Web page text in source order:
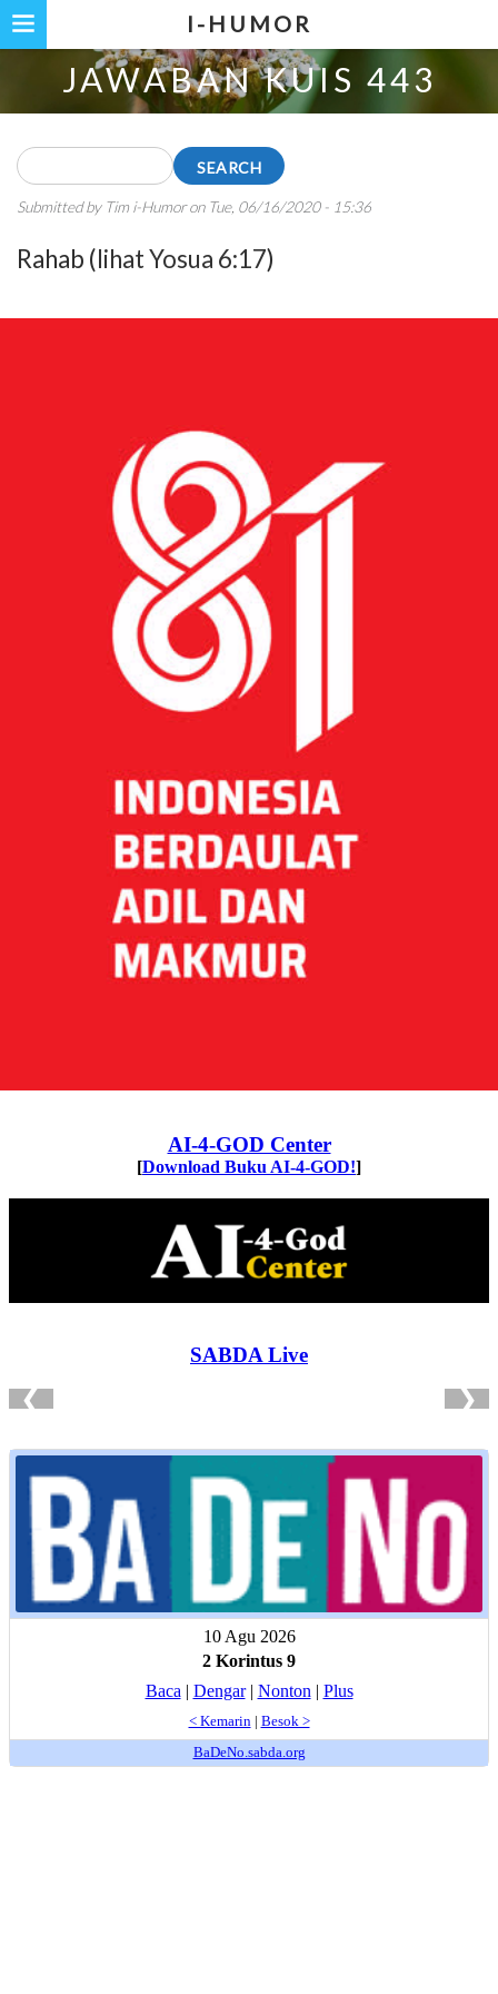
Skip
main
content
I-HUMOR
JAWABAN KUIS 443
Search
Submitted by Tim i-Humoron Tue, 06/16/2020 - 15:36
Rahab (lihat Yosua 6:17)